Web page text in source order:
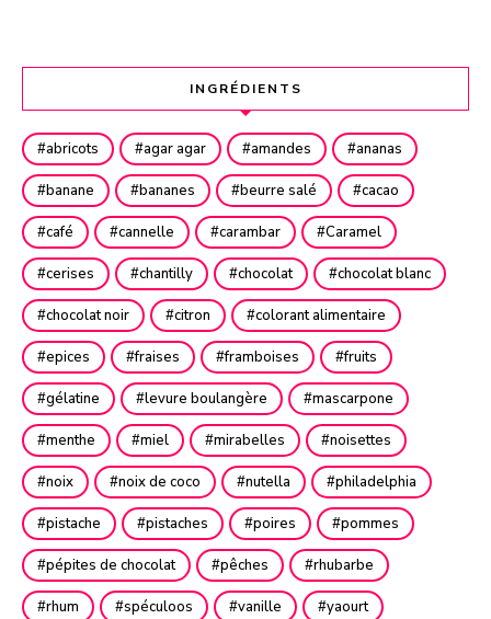
INGRÉDIENTS
abricots agar agar amandes ananas
banane bananes beurre salé cacao
café cannelle carambar Caramel
cerises chantilly chocolat chocolat blanc
chocolat noir citron colorant alimentaire
epices fraises framboises fruits
gélatine levure boulangère mascarpone
menthe miel mirabelles noisettes
noix noix de coco nutella philadelphia
pistache pistaches poires pommes
pépites de chocolat pêches rhubarbe
rhum spéculoos vanille yaourt